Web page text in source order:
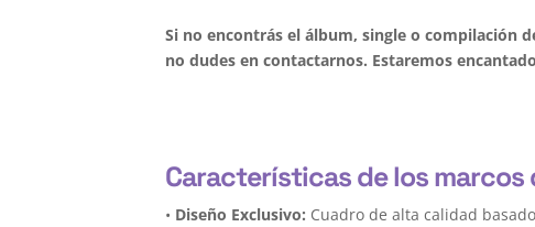
Si no encontrás el álbum, single o compilación
no dudes en contactarnos. Estaremos
Características de los marcos
• Diseño Exclusivo: Cuadro de alta calidad